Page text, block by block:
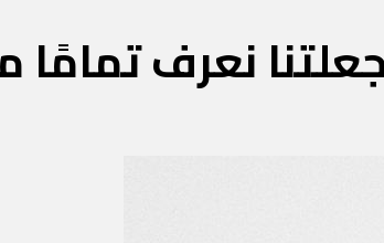
نعرف تمامًا